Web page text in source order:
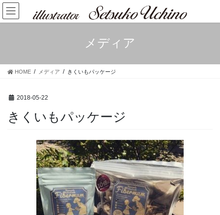
コ
ン
テ
ス
ナ
ビ
ゲ
ン
メディア
HOME メディア きくいもパッケージ
2018-05-22
きくいもパッケージ